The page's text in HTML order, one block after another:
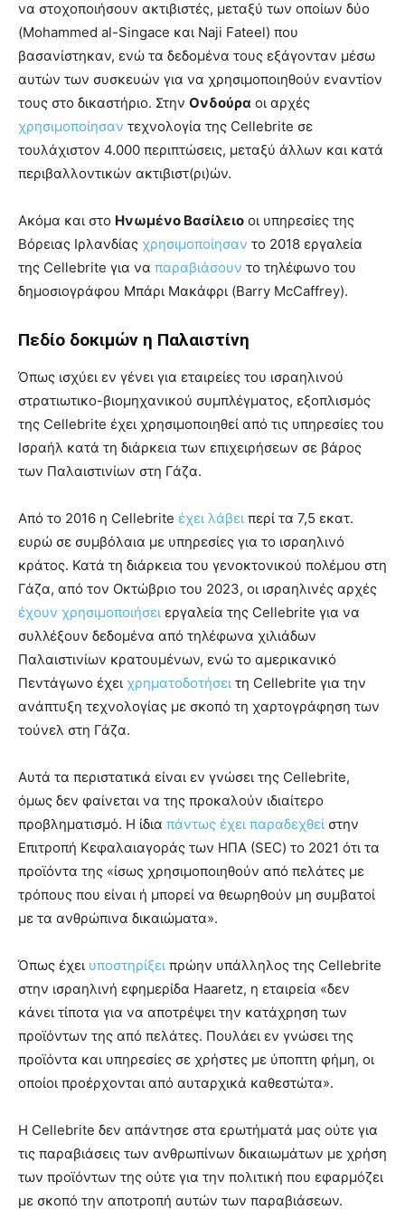
να στοχοποιήσουν ακτιβιστές, μεταξύ των οποίων δύο
(Mohammed al-Singace και Naji Fateel) που
βασανίστηκαν, ενώ τα δεδομένα τους εξάγονταν μέσω
αυτών των συσκευών για να χρησιμοποιηθούν εναντίον
τους στο δικαστήριο. Στην Ονδούρα οι αρχές
χρησιμοποίησαν τεχνολογία της Cellebrite σε
τουλάχιστον 4.000 περιπτώσεις, μεταξύ άλλων και κατά
περιβαλλοντικών ακτιβιστ(ρι)ών.
Ακόμα και στο Ηνωμένο Βασίλειο οι υπηρεσίες της
Βόρειας Ιρλανδίας χρησιμοποίησαν το 2018 εργαλεία
της Cellebrite για να παραβιάσουν το τηλέφωνο του
δημοσιογράφου Μπάρι Μακάφρι (Barry McCaffrey).
Πεδίο δοκιμών η Παλαιστίνη
Όπως ισχύει εν γένει για εταιρείες του ισραηλινού
στρατιωτικο-βιομηχανικού συμπλέγματος, εξοπλισμός
της Cellebrite έχει χρησιμοποιηθεί από τις υπηρεσίες του
Ισραήλ κατά τη διάρκεια των επιχειρήσεων σε βάρος
των Παλαιστινίων στη Γάζα.
Από το 2016 η Cellebrite έχει λάβει περί τα 7,5 εκατ.
ευρώ σε συμβόλαια με υπηρεσίες για το ισραηλινό
κράτος. Κατά τη διάρκεια του γενοκτονικού πολέμου στη
Γάζα, από τον Οκτώβριο του 2023, οι ισραηλινές αρχές
έχουν χρησιμοποιήσει εργαλεία της Cellebrite για να
συλλέξουν δεδομένα από τηλέφωνα χιλιάδων
Παλαιστινίων κρατουμένων, ενώ το αμερικανικό
Πεντάγωνο έχει χρηματοδοτήσει τη Cellebrite για την
ανάπτυξη τεχνολογίας με σκοπό τη χαρτογράφηση των
τούνελ στη Γάζα.
Αυτά τα περιστατικά είναι εν γνώσει της Cellebrite,
όμως δεν φαίνεται να της προκαλούν ιδιαίτερο
προβληματισμό. Η ίδια πάντως έχει παραδεχθεί στην
Επιτροπή Κεφαλαιαγοράς των ΗΠΑ (SEC) το 2021 ότι τα
προϊόντα της «ίσως χρησιμοποιηθούν από πελάτες με
τρόπους που είναι ή μπορεί να θεωρηθούν μη συμβατοί
με τα ανθρώπινα δικαιώματα».
Όπως έχει υποστηρίξει πρώην υπάλληλος της Cellebrite
στην ισραηλινή εφημερίδα Haaretz, η εταιρεία «δεν
κάνει τίποτα για να αποτρέψει την κατάχρηση των
προϊόντων της από πελάτες. Πουλάει εν γνώσει της
προϊόντα και υπηρεσίες σε χρήστες με ύποπτη φήμη, οι
οποίοι προέρχονται από αυταρχικά καθεστώτα».
Η Cellebrite δεν απάντησε στα ερωτήματά μας ούτε για
τις παραβιάσεις των ανθρωπίνων δικαιωμάτων με χρήση
των προϊόντων της ούτε για την πολιτική που εφαρμόζει
με σκοπό την αποτροπή αυτών των παραβιάσεων.